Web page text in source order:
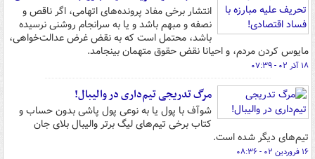
انتشار برخی مفاد پرونده‌های اتهامی، اگر ناقص و
نصفه و مبهم باشد و یا به سرانجام روشنی نرسیده
باشد، محتمل است که به نقض غرض عدالت‌خواهی،
مایوس کردن مردم، و احیانا نقض حقوق متهمان بینجامد.
۱۸ آذر ۰۲ - ۰۷:۳۹
مرگ تدریجی تیم‌داری در والیبال!
شوآف با پول یا به نوعی پول پاشی بدون حساب و
کتاب برخی تیم‌های لیگ برتر والیبال بلای جان
تیم‌های دیگر شده است.
۱۶ فروردین ۰۲ - ۰۸:۳۶